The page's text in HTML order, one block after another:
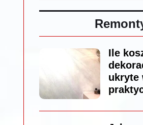
Ile
ukryte